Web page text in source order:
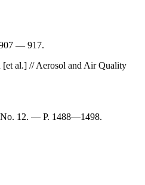
— 917.
[et al.] // Aerosol and Air Quality
No. 12. — P. 1488—1498.